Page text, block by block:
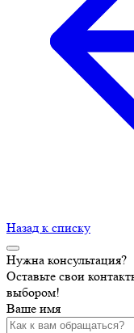
Назад к списку
Нужна консультация?
Оставьте свои
выбором!
Ваше имя